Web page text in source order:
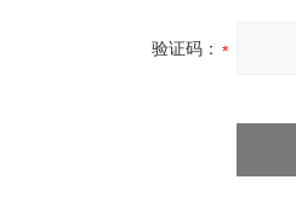
验证码：